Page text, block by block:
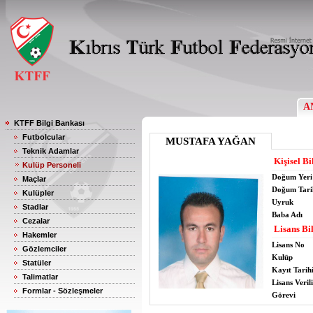
KTFF Bilgi Bankası
Futbolcular
Teknik Adamlar
Kulüp Personeli
Maçlar
Kulüpler
Stadlar
Cezalar
Hakemler
Gözlemciler
Statüler
Talimatlar
Formlar - Sözleşmeler
MUSTAFA YAĞAN
Kişisel
Doğum Yeri
Doğum
Uyruk
Baba Adı
Lisans
Lisans No
Kulüp
Kayıt Tarihi
Lisans
Görevi